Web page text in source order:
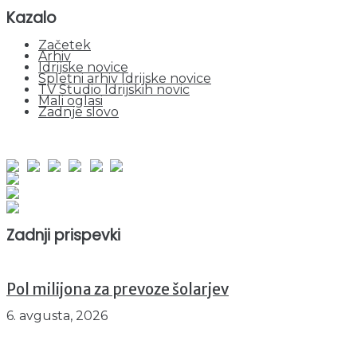
Kazalo
Začetek
Arhiv
Idrijske novice
Spletni arhiv Idrijske novice
TV Studio Idrijskih novic
Mali oglasi
Zadnje slovo
Zadnji prispevki
Pol milijona za prevoze šolarjev
6. avgusta, 2026